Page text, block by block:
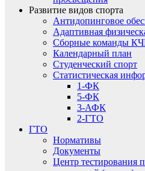
Развитие видов спорта
Антидопинговое
Адаптивная
Сборные команды
Календарный план
Студенческий спорт
Статистическая
1-ФК
5-ФК
3-АФК
2-ГТО
ГТО
Нормативы
Документы
Центр тестирования